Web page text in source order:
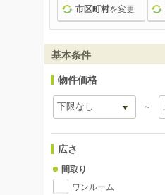
市区町村を変更
基本条件
物件価格
～
広さ
間取り
ワンルーム